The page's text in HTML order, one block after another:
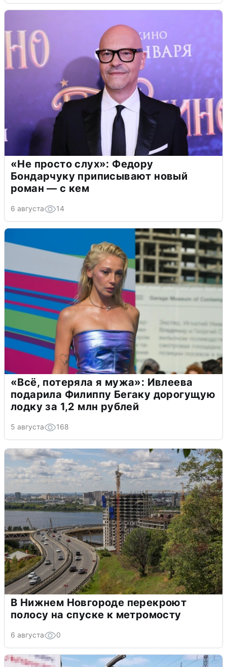
«Не просто слух»: Федору
Бондарчуку приписывают новый
роман — с кем
6 августа 14
«Всё, потеряла я мужа»: Ивлеева
подарила Филиппу Бегаку дорогущую
лодку за 1,2 млн рублей
5 августа 168
В Нижнем Новгороде перекроют
полосу на спуске к метромосту
6 августа 0